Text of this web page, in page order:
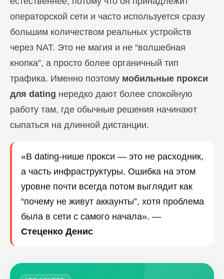
операторской сети и часто используется сразу
большим количеством реальных устройств
через NAT. Это не магия и не “волшебная
кнопка”, а просто более органичный тип
трафика. Именно поэтому мобильные прокси
для dating нередко дают более спокойную
работу там, где обычные решения начинают
сыпаться на длинной дистанции.
«В dating-нише прокси — это не расходник,
а часть инфраструктуры. Ошибка на этом
уровне почти всегда потом выглядит как
“почему не живут аккаунты”, хотя проблема
была в сети с самого начала». —
Стеценко Денис